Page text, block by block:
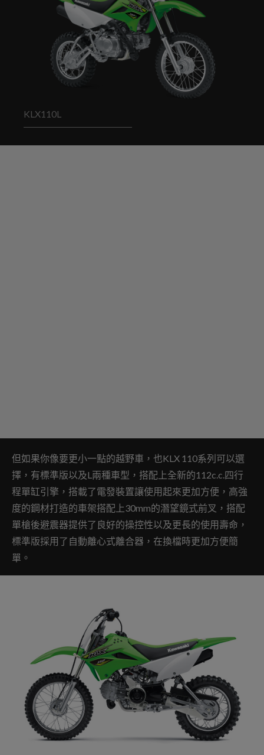
KLX110L
但如果你像要更小一點的越野車，也KLX 110系列可以選
擇，有標準版以及L兩種車型，搭配上全新的112c.c.四行
程單缸引擎，搭載了電發裝置讓使用起來更加方便，高強
度的鋼材打造的車架搭配上30mm的潛望鏡式前叉，搭配
單槍後避震器提供了良好的操控性以及更長的使用壽命，
標準版採用了自動離心式離合器，在換檔時更加方便簡
單。